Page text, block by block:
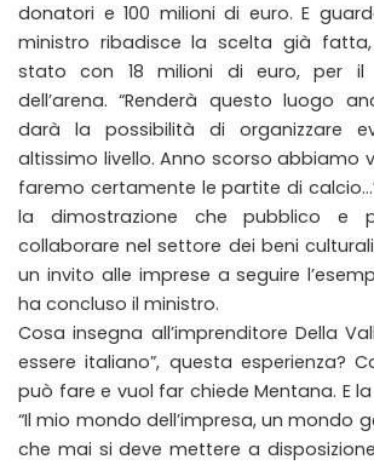
donatori e 100 milioni di euro. E
ministro ribadisce la scelta già
stato con 18 milioni di euro, per il
dell’arena. “Renderà questo luogo
darà la possibilità di organizzare
altissimo livello. Anno scorso abbiamo
faremo certamente le partite di
la dimostrazione che pubblico e
collaborare nel settore dei beni culturali.
un invito alle imprese a seguire
ha concluso il ministro.
Cosa insegna all’imprenditore Della
essere italiano”, questa esperienza?
può fare e vuol far chiede Mentana. E
“Il mio mondo dell’impresa, un mondo
che mai si deve mettere a